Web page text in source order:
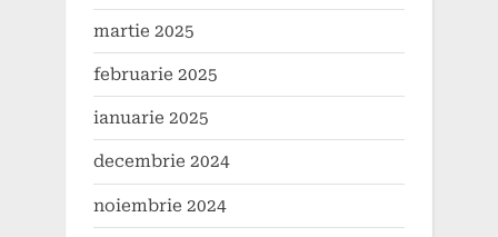
martie 2025
februarie 2025
ianuarie 2025
decembrie 2024
noiembrie 2024